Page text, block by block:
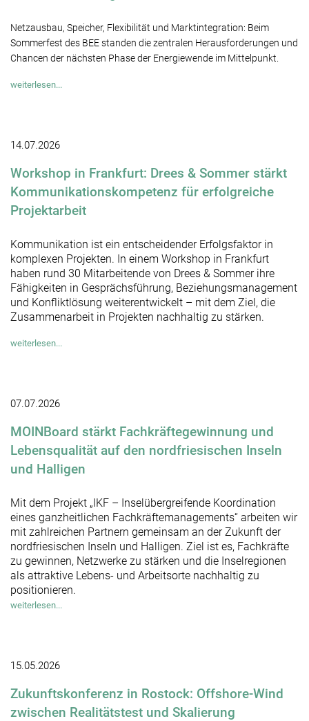
Netzausbau, Speicher, Flexibilität und Marktintegration: Beim
Sommerfest des BEE standen die zentralen Herausforderungen und
Chancen der nächsten Phase der Energiewende im Mittelpunkt.
weiterlesen...
14.07.2026
Workshop in Frankfurt: Drees & Sommer stärkt
Kommunikationskompetenz für erfolgreiche
Projektarbeit
Kommunikation ist ein entscheidender Erfolgsfaktor in
komplexen Projekten. In einem Workshop in Frankfurt
haben rund 30 Mitarbeitende von Drees & Sommer ihre
Fähigkeiten in Gesprächsführung, Beziehungsmanagement
und Konfliktlösung weiterentwickelt – mit dem Ziel, die
Zusammenarbeit in Projekten nachhaltig zu stärken.
weiterlesen...
07.07.2026
MOINBoard stärkt Fachkräftegewinnung und
Lebensqualität auf den nordfriesischen Inseln
und Halligen
Mit dem Projekt „IKF – Inselübergreifende Koordination
eines ganzheitlichen Fachkräftemanagements“ arbeiten wir
mit zahlreichen Partnern gemeinsam an der Zukunft der
nordfriesischen Inseln und Halligen. Ziel ist es, Fachkräfte
zu gewinnen, Netzwerke zu stärken und die Inselregionen
als attraktive Lebens- und Arbeitsorte nachhaltig zu
positionieren.
weiterlesen...
15.05.2026
Zukunftskonferenz in Rostock: Offshore-Wind
zwischen Realitätstest und Skalierung